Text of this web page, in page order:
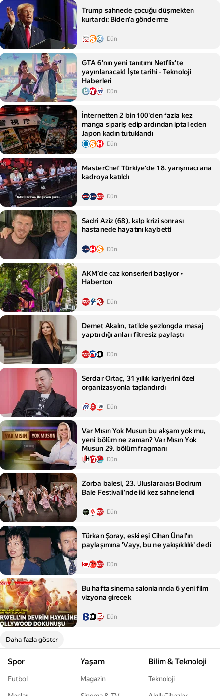
Trump sahnede çocuğu düşmekten
kurtardı: Biden'a gönderme
Dün
GTA 6'nın yeni tanıtımı Netflix'te
yayınlanacak! İşte tarihi - Teknoloji
Haberleri
Dün
İnternetten 2 bin 100'den fazla kez
manga sipariş edip ardından iptal eden
Japon kadın tutuklandı
Dün
MasterChef Türkiye'de 18. yarışmacı ana
kadroya katıldı
Dün
Sadri Aziz (68), kalp krizi sonrası
hastanede hayatını kaybetti
Dün
AKM’de caz konserleri başlıyor •
Haberton
Dün
Demet Akalın, tatilde şezlongda masaj
yaptırdığı anları filtresiz paylaştı
Dün
Serdar Ortaç, 31 yıllık kariyerini özel
organizasyonla taçlandırdı
Dün
Var Mısın Yok Musun bu akşam yok mu,
yeni bölüm ne zaman? Var Mısın Yok
Musun 29. bölüm fragmanı
Dün
Zorba balesi, 23. Uluslararası Bodrum
Bale Festivali'nde iki kez sahnelendi
Dün
Türkan Şoray, eski eşi Cihan Ünal'ın
paylaşımına 'Vayy, bu ne yakışıklılık' dedi
Dün
Bu hafta sinema salonlarında 6 yeni film
vizyona girecek
Dün
Daha fazla göster
Spor
Futbol
Yaşam
Magazin
Bilim & Teknoloji
Teknoloji